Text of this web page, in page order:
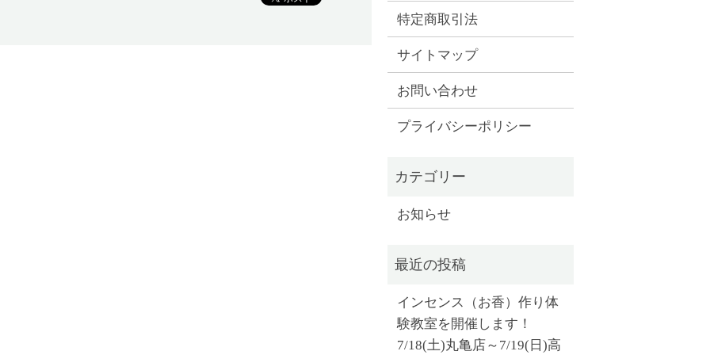
特定商取引法
サイトマップ
お問い合わせ
プライバシーポリシー
お知らせ
インセンス（お香）作り体
験教室を開催します！
7/18(土)丸亀店～7/19(日)高